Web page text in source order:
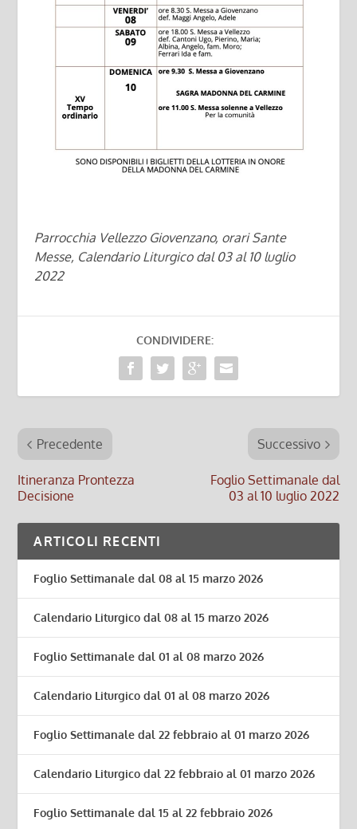
Parrocchia Vellezzo Giovenzano, orari Sante
Messe, Calendario Liturgico dal 03 al 10 luglio
2022
CONDIVIDERE:
Precedente
Itineranza Prontezza
Decisione
Successivo
Foglio Settimanale dal
03 al 10 luglio 2022
ARTICOLI RECENTI
Foglio Settimanale dal 08 al 15 marzo 2026
Calendario Liturgico dal 08 al 15 marzo 2026
Foglio Settimanale dal 01 al 08 marzo 2026
Calendario Liturgico dal 01 al 08 marzo 2026
Foglio Settimanale dal 22 febbraio al 01 marzo 2026
Calendario Liturgico dal 22 febbraio al 01 marzo 2026
Foglio Settimanale dal 15 al 22 febbraio 2026